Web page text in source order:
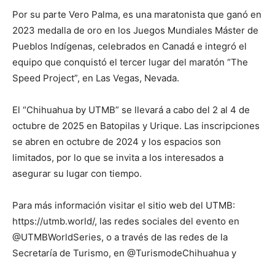
Por su parte Vero Palma, es una maratonista que ganó en
2023 medalla de oro en los Juegos Mundiales Máster de
Pueblos Indígenas, celebrados en Canadá e integró el
equipo que conquistó el tercer lugar del maratón “The
Speed Project”, en Las Vegas, Nevada.
El “Chihuahua by UTMB” se llevará a cabo del 2 al 4 de
octubre de 2025 en Batopilas y Urique. Las inscripciones
se abren en octubre de 2024 y los espacios son
limitados, por lo que se invita a los interesados a
asegurar su lugar con tiempo.
Para más información visitar el sitio web del UTMB:
https://utmb.world/, las redes sociales del evento en
@UTMBWorldSeries, o a través de las redes de la
Secretaría de Turismo, en @TurismodeChihuahua y